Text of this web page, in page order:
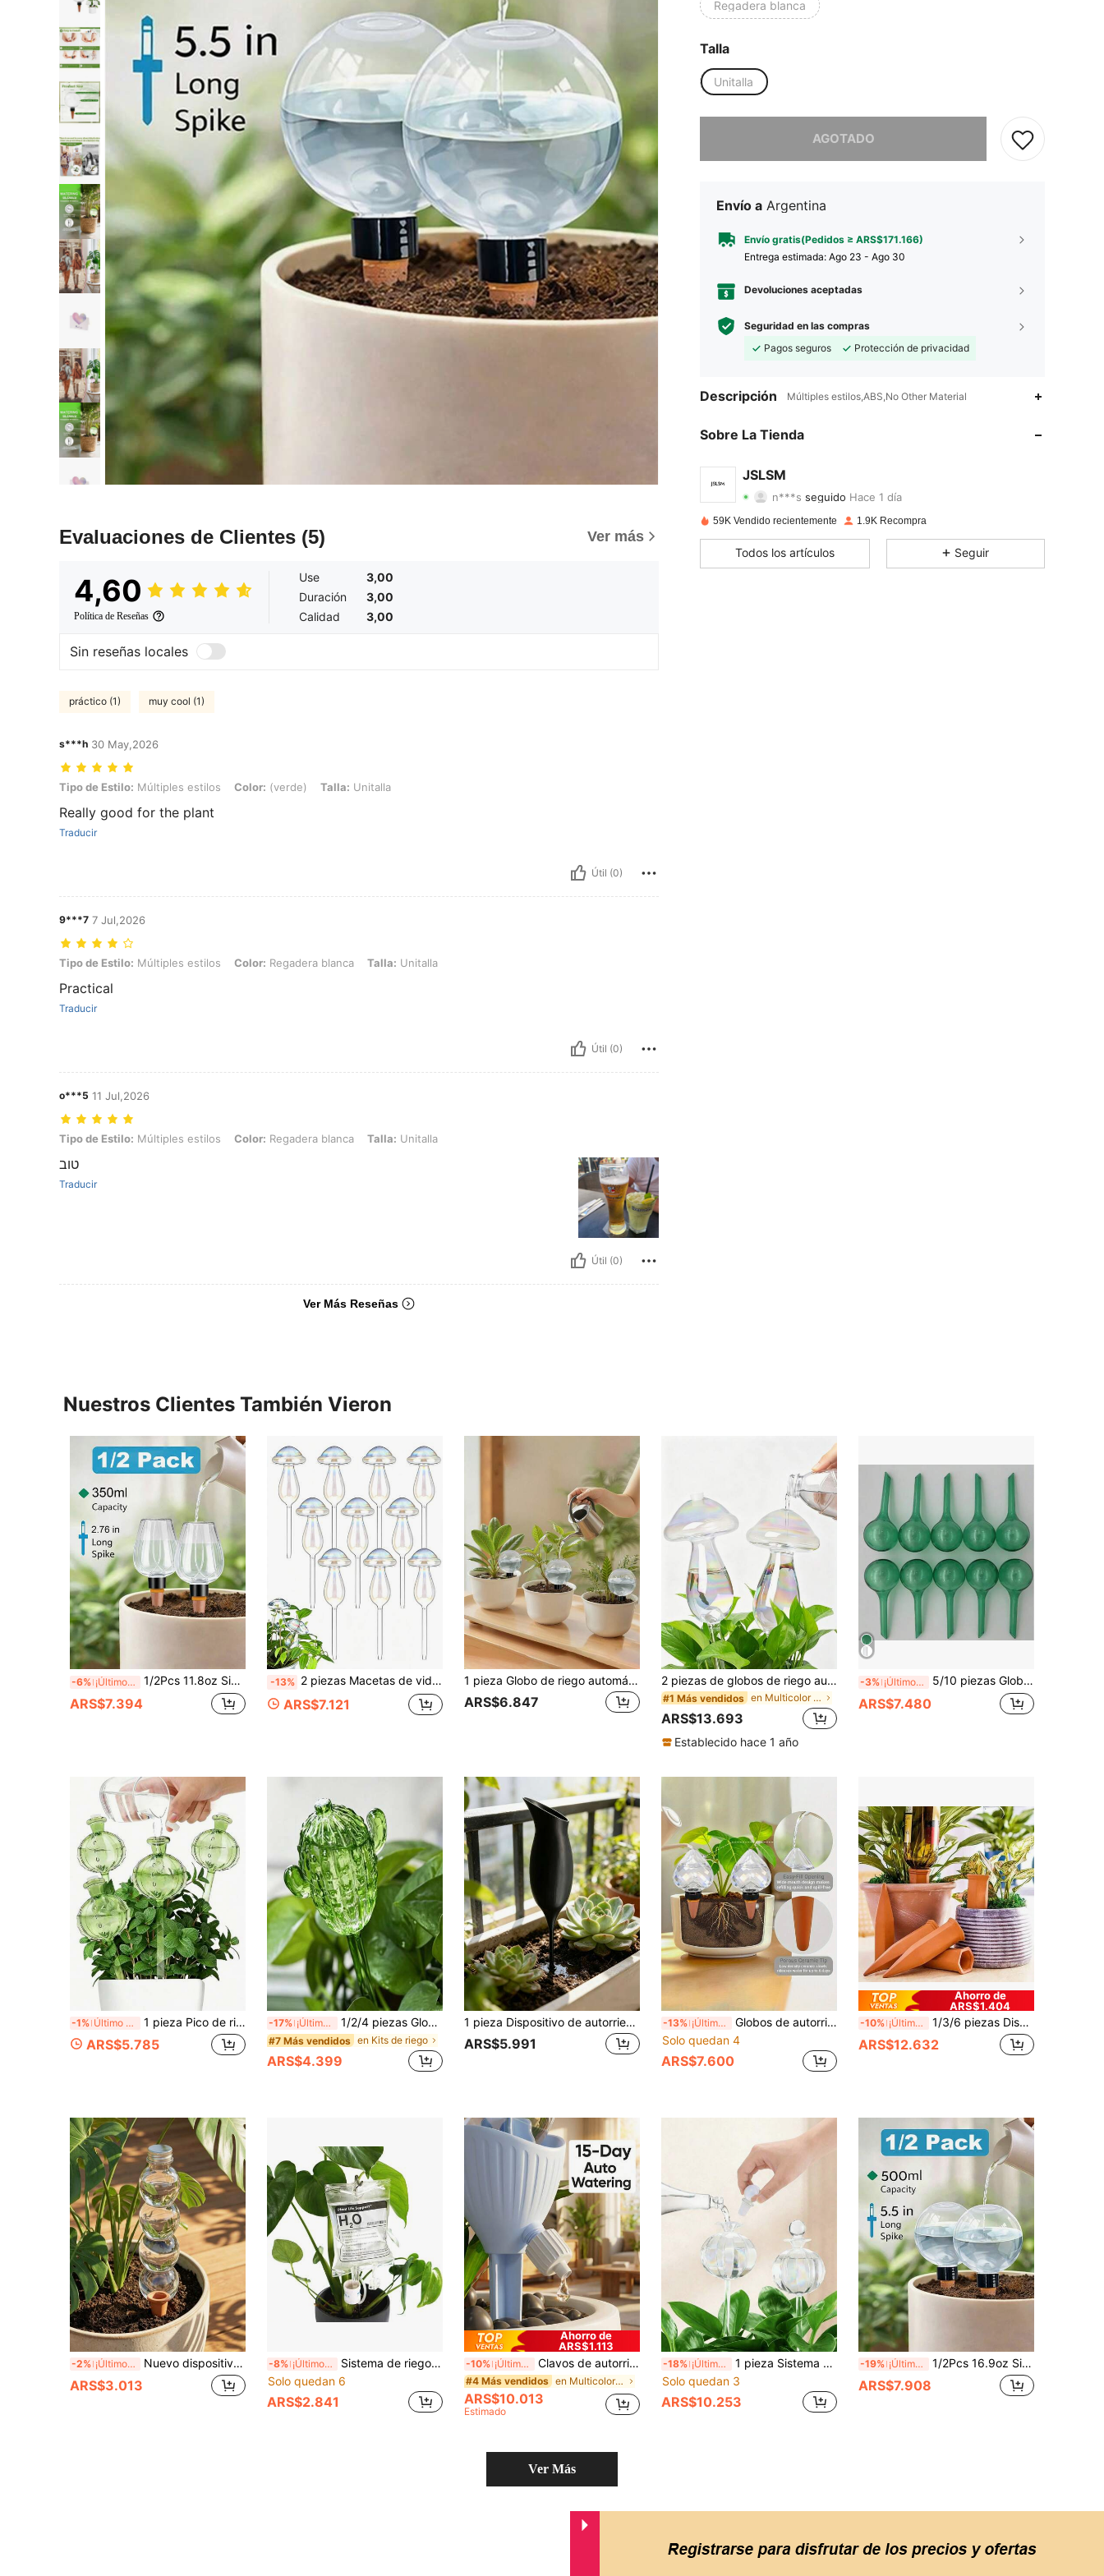
Evaluaciones de Clientes (5) Ver más
4,60
Política de Reseñas
Use
3,00
Duración
3,00
Calidad
3,00
Sin reseñas locales
práctico (1) muy cool (1)
s***h 30 May,2026
Tipo de Estilo: Múltiples estilos, Color: (verde), Talla: Unitalla
Tipo de Estilo: Múltiples estilos Color: (verde) Talla: Unitalla
Really good for the plant
Traducir
Útil (0)
9***7 7 Jul,2026
Tipo de Estilo: Múltiples estilos, Color: Regadera blanca, Talla: Unitalla
Tipo de Estilo: Múltiples estilos Color: Regadera blanca Talla: Unitalla
Practical
Traducir
Útil (0)
o***5 11 Jul,2026
Tipo de Estilo: Múltiples estilos, Color: Regadera blanca, Talla: Unitalla
Tipo de Estilo: Múltiples estilos Color: Regadera blanca Talla: Unitalla
טוב
Traducir
Útil (0)
Ver Más Reseñas
Regadera blanca
Talla
Unitalla
AGOTADO
Envío a Argentina
Envío gratis(Pedidos ≥ ARS$171.166)
Entrega estimada: Ago 23 - Ago 30
Devoluciones aceptadas
Seguridad en las compras
Pagos seguros
Protección de privacidad
Descripción Múltiples estilos,ABS,No Other Material
Sobre La Tienda
JSLSM
4,72 Calificación 162Artículos
4,72 162 409
59K Vendido recientemente 1.9K Recompra
Todos los artículos Seguir
Nuestros Clientes También Vieron
-6% ¡Últimos 3 días 1/2Pcs 11.8oz Sistema de Riego Automático de Liberación Lenta para Plantas, Herramienta de Jardinería para Interior y Exterior, Sin Electricidad Requerida, Adecuado para Suculentas y Flores Frescas, Equipo Decorativo de Riego por Goteo Automático
ARS$7.394
-13% 2 piezas Macetas de vidrio con forma de hongo para riego automático, riego por goteo automático relajado, maceta de vidrio transparente para riego, para jardinería
ARS$7.121
1 pieza Globo de riego automático de gran capacidad, dispositivo de riego de flores para el hogar, sistema de riego por goteo para plantas en macetas de interior/exterior, cestas colgantes, herramientas de jardinería y accesorios para el cuidado del césped, globo de riego para plantas
ARS$6.847
2 piezas de globos de riego automático con forma de hongo de vidrio, dispositivo de riego automático de jardín de vidrio transparente
#1 Más vendidos en Multicolor Kits de riego
ARS$13.693
Establecido hace 1 año
-3% ¡Últimos 3 días 5/10 piezas Globos de riego automático de plástico, sistema de riego por goteo simple para plantas de interior y exterior, sin necesidad de rociador a presión, adecuado para flores y verduras
ARS$7.480
-1% Último día 1 pieza Pico de riego automático con forma de cactus, sistema de riego automático, material PVC, diseño de boca estrecha que prolonga el tiempo de riego, adecuado para plantas de interior y exterior, esencial para plantas en maceta en primavera y verano
ARS$5.785
-17% ¡Últimos 3 días 1/2/4 piezas Globos de riego con forma de cactus, material de PVC, bola de riego automático por goteo para plantas en macetas de interior y exterior, gran capacidad, diseño de boca estrecha para prolongar el tiempo de goteo
#7 Más vendidos en Kits de riego
ARS$4.399
1 pieza Dispositivo de autorriego elegante y lindo con forma de copa de vino, mecanismo de riego automático de liberación lenta para plantas de interior en maceta, material de alta calidad PLA, herramienta de jardinería de balcón e interior
ARS$5.991
-13% ¡Últimos 3 días
Globos de autorriego para plantas de interior, sistema de riego automático y lenta liberación con forma de corazón de 12.3 Oz para jardines interiores y exteriores, herramientas de jardinería para el hogar, sin necesidad de electricidad, ideal para suculentas y flores, equipo de riego por goteo automático y decoración
Solo quedan 4
ARS$7.600
Ahorro de
ARS$1.404
-10% ¡Últimos 3 días 1/3/6 piezas Dispositivo de riego automático holgado, Irrigador de goteo de cerámica
ARS$12.632
-2% ¡Últimos 2 días Nuevo dispositivo de riego automático de gran capacidad para plantas, bola de agua transparente autoabsorbente con punta de arcilla, enchufe de riego por goteo de liberación lenta para plantas en maceta, herramienta de riego sin manos para jardinería doméstica
ARS$3.013
-8% ¡Últimos 3 días
Sistema de riego automático para plantas de interior - Regalo de jardinería interesante - Decoración del hogar - Riego de interior
Solo quedan 6
ARS$2.841
Ahorro de
ARS$1.113
-10% ¡Últimos 3 días Clavos de autorriego para plantas con válvula de riego por goteo ajustable, dispositivo de riego automático, sistema de riego automático para plantas en macetas, esencial para viajes de negocios, vacaciones y viajes, suministros de jardinería y macetas de flores, decoración del hogar y patio exterior
#4 Más vendidos en Multicolor Kits de riego
ARS$10.013
Estimado
-18% ¡Últimos 3 días
1 pieza Sistema de riego automático de liberación lenta de 17.5 onzas, herramienta de jardinería para interiores y exteriores, sin necesidad de electricidad, apto para suculentas y flores frescas, decoración de autorriego
Solo quedan 3
ARS$10.253
-19% ¡Últimos 3 días 1/2Pcs 16.9oz Sistema de Riego Automático de Liberación Lenta Controlada para Plantas, Herramienta de Jardinería para Interior y Exterior, Sin Electricidad Requerida, Adecuado para Suculentas y Flores Frescas, Equipo Decorativo de Riego por Goteo Automático
ARS$7.908
Ver Más